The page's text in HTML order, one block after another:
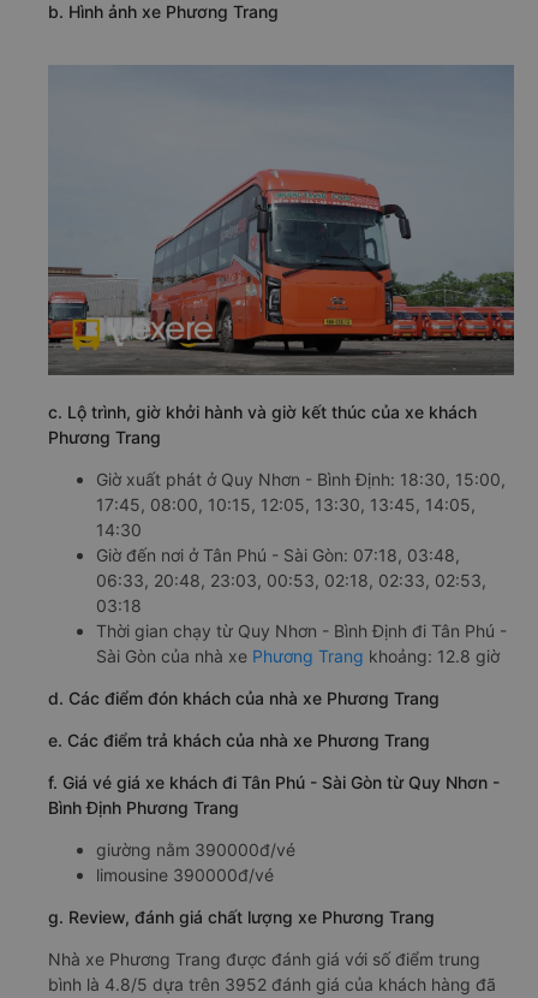
b. Hình ảnh xe Phương Trang
c. Lộ trình, giờ khởi hành và giờ kết thúc của xe khách
Phương Trang
Giờ xuất phát ở Quy Nhơn - Bình Định: 18:30, 15:00,
17:45, 08:00, 10:15, 12:05, 13:30, 13:45, 14:05,
14:30
Giờ đến nơi ở Tân Phú - Sài Gòn: 07:18, 03:48,
06:33, 20:48, 23:03, 00:53, 02:18, 02:33, 02:53,
03:18
Thời gian chạy từ Quy Nhơn - Bình Định đi Tân Phú -
Sài Gòn của nhà xe Phương Trang khoảng: 12.8 giờ
d. Các điểm đón khách của nhà xe Phương Trang
e. Các điểm trả khách của nhà xe Phương Trang
f. Giá vé giá xe khách đi Tân Phú - Sài Gòn từ Quy Nhơn -
Bình Định Phương Trang
giường nằm 390000đ/vé
limousine 390000đ/vé
g. Review, đánh giá chất lượng xe Phương Trang
Nhà xe Phương Trang được đánh giá với số điểm trung
bình là 4.8/5 dựa trên 3952 đánh giá của khách hàng đã